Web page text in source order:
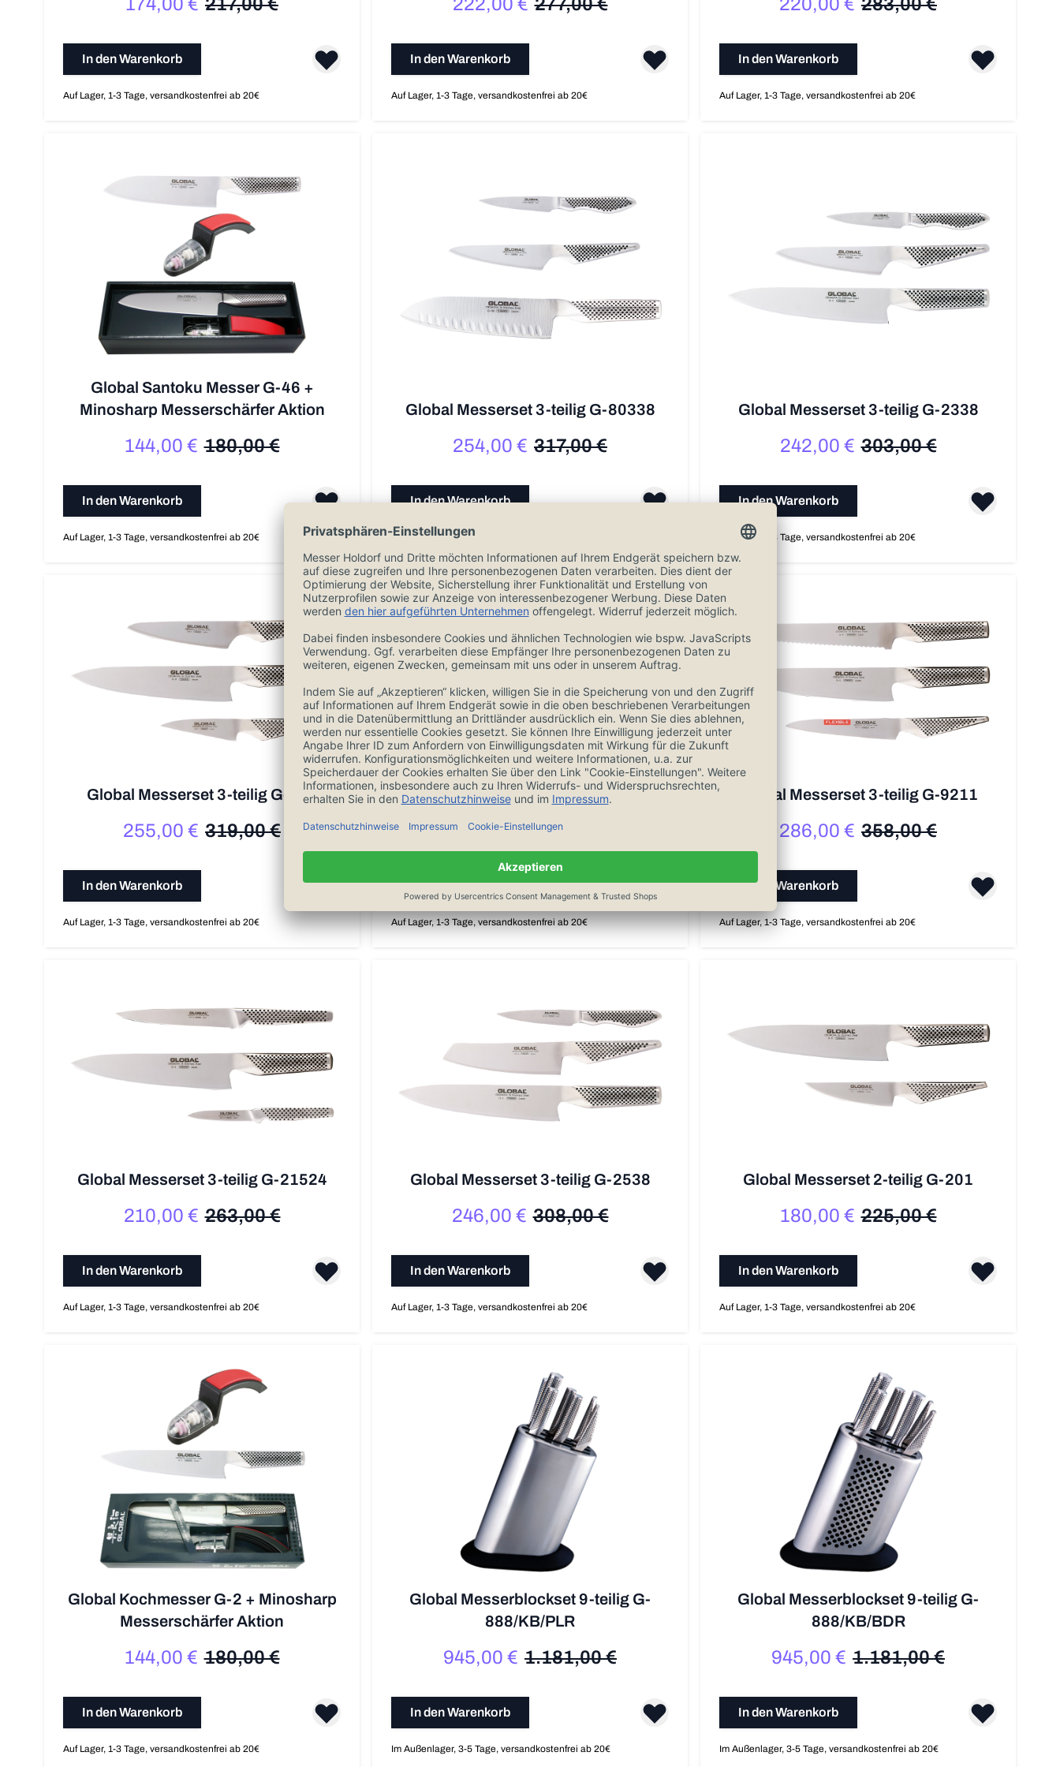
Sonderpreis Regulärer Preis
In den Warenkorb
Auf Lager, 1-3 Tage, versandkostenfrei ab 20€
Sonderpreis Regulärer Preis
In den Warenkorb
Auf Lager, 1-3 Tage, versandkostenfrei ab 20€
Sonderpreis Regulärer Preis
In den Warenkorb
Auf Lager, 1-3 Tage, versandkostenfrei ab 20€
Global Santoku Messer G-46 +
Minosharp Messerschärfer Aktion
Sonderpreis
144,00 € Regulärer Preis
180,00 €
In den Warenkorb
Auf Lager, 1-3 Tage, versandkostenfrei ab 20€
Global Messerset 3-teilig G-80338
Sonderpreis
254,00 € Regulärer Preis
317,00 €
In den Warenkorb
Auf Lager, 1-3 Tage, versandkostenfrei ab 20€
Global Messerset 3-teilig G-2338
Sonderpreis
242,00 € Regulärer Preis
303,00 €
In den Warenkorb
Auf Lager, 1-3 Tage, versandkostenfrei ab 20€
Global Messerset 3-teilig G-237
Sonderpreis
255,00 € Regulärer Preis
319,00 €
In den Warenkorb
Auf Lager, 1-3 Tage, versandkostenfrei ab 20€
Global Messerset 3-teilig G-257
259,00 € 324,00 €
In den Warenkorb
Auf Lager, 1-3 Tage, versandkostenfrei ab 20€
Global Messerset 3-teilig G-9211
Sonderpreis
286,00 € Regulärer Preis
358,00 €
In den Warenkorb
Auf Lager, 1-3 Tage, versandkostenfrei ab 20€
Global Messerset 3-teilig G-21524
Sonderpreis
210,00 € Regulärer Preis
263,00 €
In den Warenkorb
Auf Lager, 1-3 Tage, versandkostenfrei ab 20€
Global Messerset 3-teilig G-2538
Sonderpreis
246,00 € Regulärer Preis
308,00 €
In den Warenkorb
Auf Lager, 1-3 Tage, versandkostenfrei ab 20€
Global Messerset 2-teilig G-201
Sonderpreis
180,00 € Regulärer Preis
225,00 €
In den Warenkorb
Auf Lager, 1-3 Tage, versandkostenfrei ab 20€
Global Kochmesser G-2 + Minosharp
Messerschärfer Aktion
Sonderpreis
144,00 € Regulärer Preis
180,00 €
In den Warenkorb
Auf Lager, 1-3 Tage, versandkostenfrei ab 20€
Global Messerblockset 9-teilig G-
888/KB/PLR
Sonderpreis
945,00 € Regulärer Preis
1.181,00 €
In den Warenkorb
Im Außenlager, 3-5 Tage, versandkostenfrei ab 20€
Global Messerblockset 9-teilig G-
888/KB/BDR
Sonderpreis
945,00 € Regulärer Preis
1.181,00 €
In den Warenkorb
Im Außenlager, 3-5 Tage, versandkostenfrei ab 20€